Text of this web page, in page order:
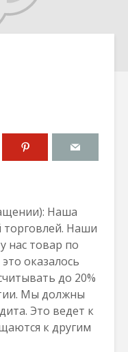
Наша
Наши
нас товар по
оказалось
до 20%
Мы должны
Это ведет к
к другим